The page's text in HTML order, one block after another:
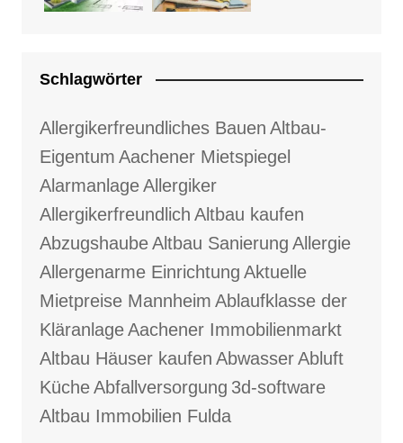
Schlagwörter
Allergikerfreundliches Bauen Altbau-
Eigentum Aachener Mietspiegel
AlarmanlageAllergiker
Allergikerfreundlich Altbau kaufen
AbzugshaubeAltbau Sanierung Allergie
Allergenarme Einrichtung Aktuelle
Mietpreise Mannheim Ablaufklasse der
KläranlageAachener Immobilienmarkt
Altbau Häuser kaufen AbwasserAbluft
KücheAbfallversorgung 3d-software
Altbau Immobilien Fulda